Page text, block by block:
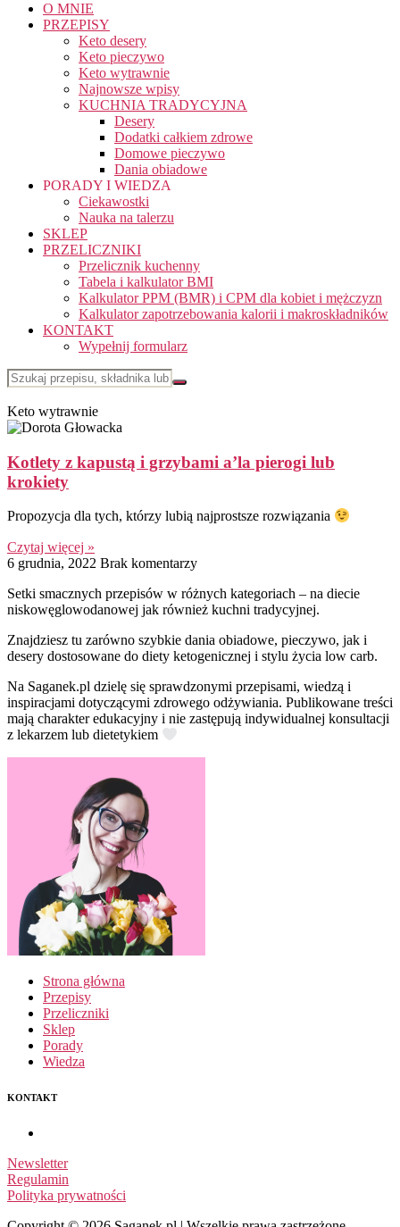
O MNIE
PRZEPISY
Keto desery
Keto pieczywo
Keto wytrawnie
Najnowsze wpisy
KUCHNIA TRADYCYJNA
Desery
Dodatki całkiem zdrowe
Domowe pieczywo
Dania obiadowe
PORADY I WIEDZA
Ciekawostki
Nauka na talerzu
SKLEP
PRZELICZNIKI
Przelicznik kuchenny
Tabela i kalkulator BMI
Kalkulator PPM (BMR) i CPM dla kobiet i mężczyzn
Kalkulator zapotrzebowania kalorii i makroskładników
KONTAKT
Wypełnij formularz
Keto wytrawnie
Kotlety z kapustą i grzybami a’la pierogi lub
krokiety
Propozycja dla tych, którzy lubią najprostsze rozwiązania
Czytaj więcej »
6 grudnia, 2022 Brak komentarzy
Setki smacznych przepisów w różnych kategoriach – na diecie
niskowęglowodanowej jak również kuchni tradycyjnej.
Znajdziesz tu zarówno szybkie dania obiadowe, pieczywo, jak i
desery dostosowane do diety ketogenicznej i stylu życia low carb.
Na Saganek.pl dzielę się sprawdzonymi przepisami, wiedzą i
inspiracjami dotyczącymi zdrowego odżywiania. Publikowane treści
mają charakter edukacyjny i nie zastępują indywidualnej konsultacji
z lekarzem lub dietetykiem
Strona główna
Przepisy
Przeliczniki
Sklep
Porady
Wiedza
KONTAKT
Newsletter
Regulamin
Polityka prywatności